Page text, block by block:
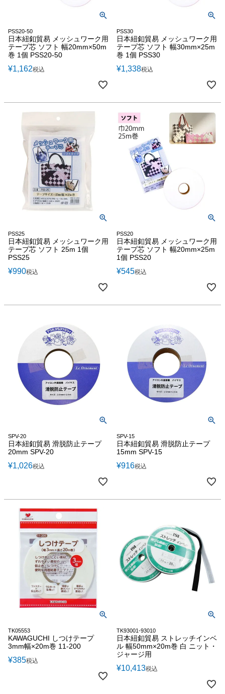
PSS20-50
日本紐釦貿易 メッシュワーク用
テープ芯 ソフト 幅20mm×50m
巻 1個 PSS20-50
¥1,162税込
PSS30
日本紐釦貿易 メッシュワーク用
テープ芯 ソフト 幅30mm×25m
巻 1個 PSS30
¥1,338税込
PSS25
日本紐釦貿易 メッシュワーク用
テープ芯 ソフト 25m 1個
PSS25
¥990税込
PSS20
日本紐釦貿易 メッシュワーク用
テープ芯 ソフト 幅20mm×25m
1個 PSS20
¥545税込
SPV-20
日本紐釦貿易 滑脱防止テープ
20mm SPV-20
¥1,026税込
SPV-15
日本紐釦貿易 滑脱防止テープ
15mm SPV-15
¥916税込
TK05553
KAWAGUCHI しつけテープ
3mm幅×20m巻 11-200
¥385税込
TK93001-93010
日本紐釦貿易 ストレッチインベ
ル 幅50mm×20m巻 白 ニット・
ジャージ用
¥10,413税込